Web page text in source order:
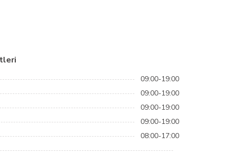
09:00-19:00
09:00-19:00
09:00-19:00
09:00-19:00
08:00-17:00